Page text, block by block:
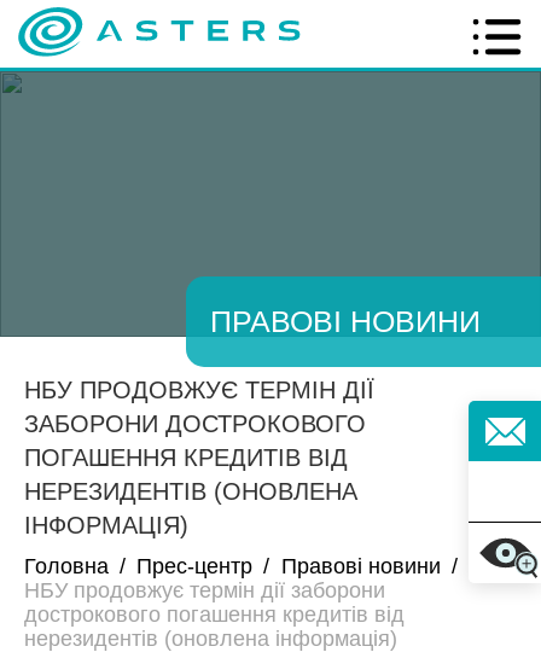
ПРАВОВІ НОВИНИ
НБУ ПРОДОВЖУЄ ТЕРМІН ДІЇ
ЗАБОРОНИ ДОСТРОКОВОГО
ПОГАШЕННЯ КРЕДИТІВ ВІД
НЕРЕЗИДЕНТІВ (ОНОВЛЕНА
ІНФОРМАЦІЯ)
Головна / Прес-центр / Правові новини /
НБУ продовжує термін дії заборони
дострокового погашення кредитів від
нерезидентів (оновлена інформація)